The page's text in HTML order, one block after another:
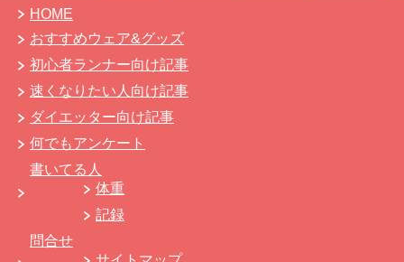
HOME
おすすめウェア&グッズ
初心者ランナー向け記事
速くなりたい人向け記事
ダイエッター向け記事
何でもアンケート
書いてる人
体重
記録
問合せ